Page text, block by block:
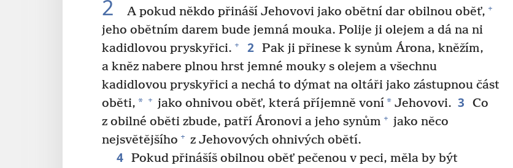
2 A pokud někdo přináší Jehovovi jako obětní dar obilnou oběť, +
jeho obětním darem bude jemná mouka. Polije ji olejem a dá na ni
kadidlovou pryskyřici. + 2 Pak ji přinese k synům Árona, kněžím,
a kněz nabere plnou hrst jemné mouky s olejem a všechnu
kadidlovou pryskyřici a nechá to dýmat na oltáři jako zástupnou část
oběti, * + jako ohnivou oběť, která příjemně voní* Jehovovi. 3
Co
z obilné oběti zbude, patří Áronovi a jeho synům + jako něco
nejsvětějšího + z Jehovových ohnivých obětí.
4 Pokud přinášíš obilnou oběť pečenou v peci, měla by být